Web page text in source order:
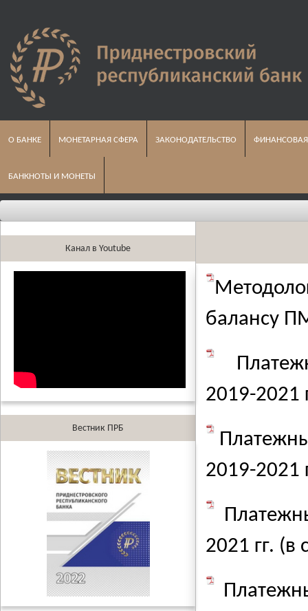
О БАНКЕ МОНЕТАРНАЯ СФЕРА ЗАКОНОДАТЕЛЬСТВО
БАНКНОТЫ И МОНЕТЫ
Канал в Youtube
Вестник ПРБ
балансу
2019-2021
2019-2021
2021 гг. (в